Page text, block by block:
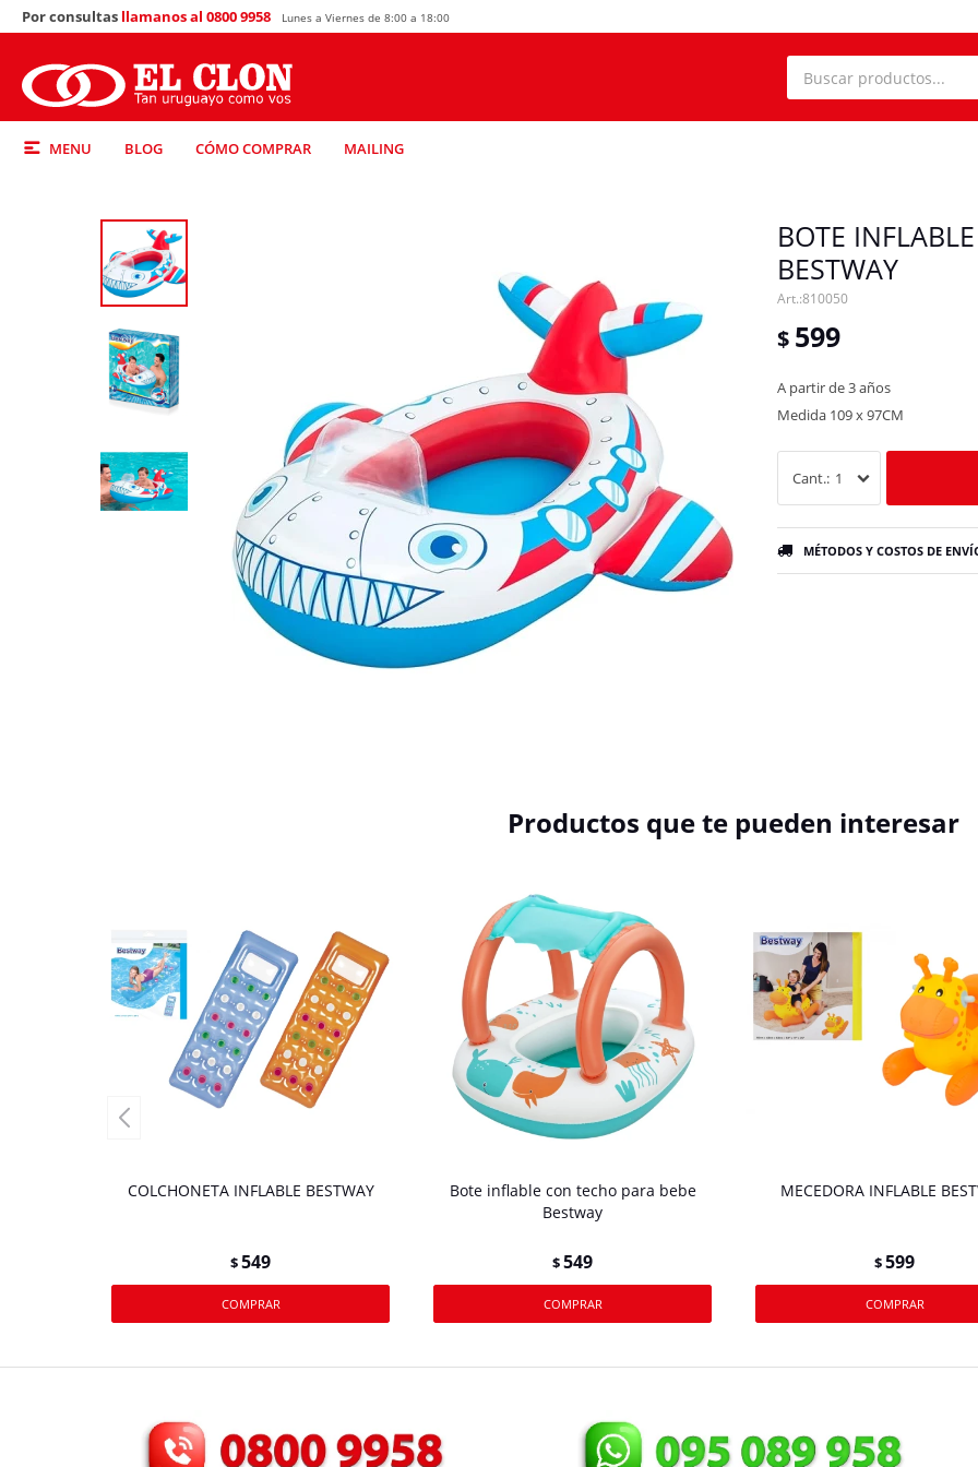
MENU BLOG CÓMO COMPRAR MAILING
Por consultas llamanos al 0800 9958 Lunes a Viernes de 8:00 a 18:00
BOTE
BESTWAY
810050
$ 599
A partir de 3 años
Medida 109 x 97CM
1
MÉTODOS Y COSTOS DE
Productos que te pueden interesar
COLCHONETA INFLABLE BESTWAY
$549
Bote inflable con techo para bebe
Bestway
$549
MECEDORA INFLABLE
$599